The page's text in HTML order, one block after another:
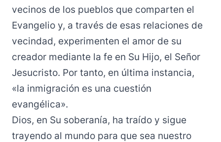
vecinos de los pueblos que comparten el
Evangelio y, a través de esas relaciones de
vecindad, experimenten el amor de su
creador mediante la fe en Su Hijo, el Señor
Jesucristo. Por tanto, en última instancia,
«la inmigración es una cuestión
evangélica».
Dios, en Su soberanía, ha traído y sigue
trayendo al mundo para que sea nuestro